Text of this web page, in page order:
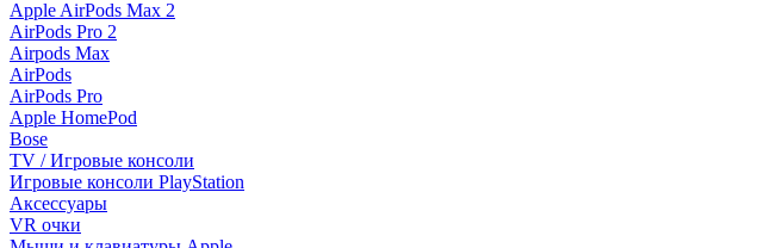
Apple AirPods Max 2
AirPods Pro 2
Airpods Max
AirPods
AirPods Pro
Apple HomePod
Bose
TV / Игровые консоли
Игровые консоли PlayStation
Аксессуары
VR очки